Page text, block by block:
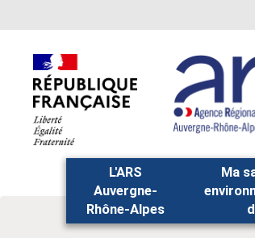
principal,
L'ARS
Auvergne-
Rhône-Alpes
Ma